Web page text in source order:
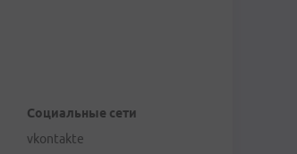
Социальные сети
vkontakte